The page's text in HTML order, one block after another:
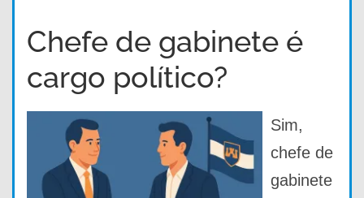
Chefe de gabinete é
cargo político?
Sim,
chefe de
gabinete